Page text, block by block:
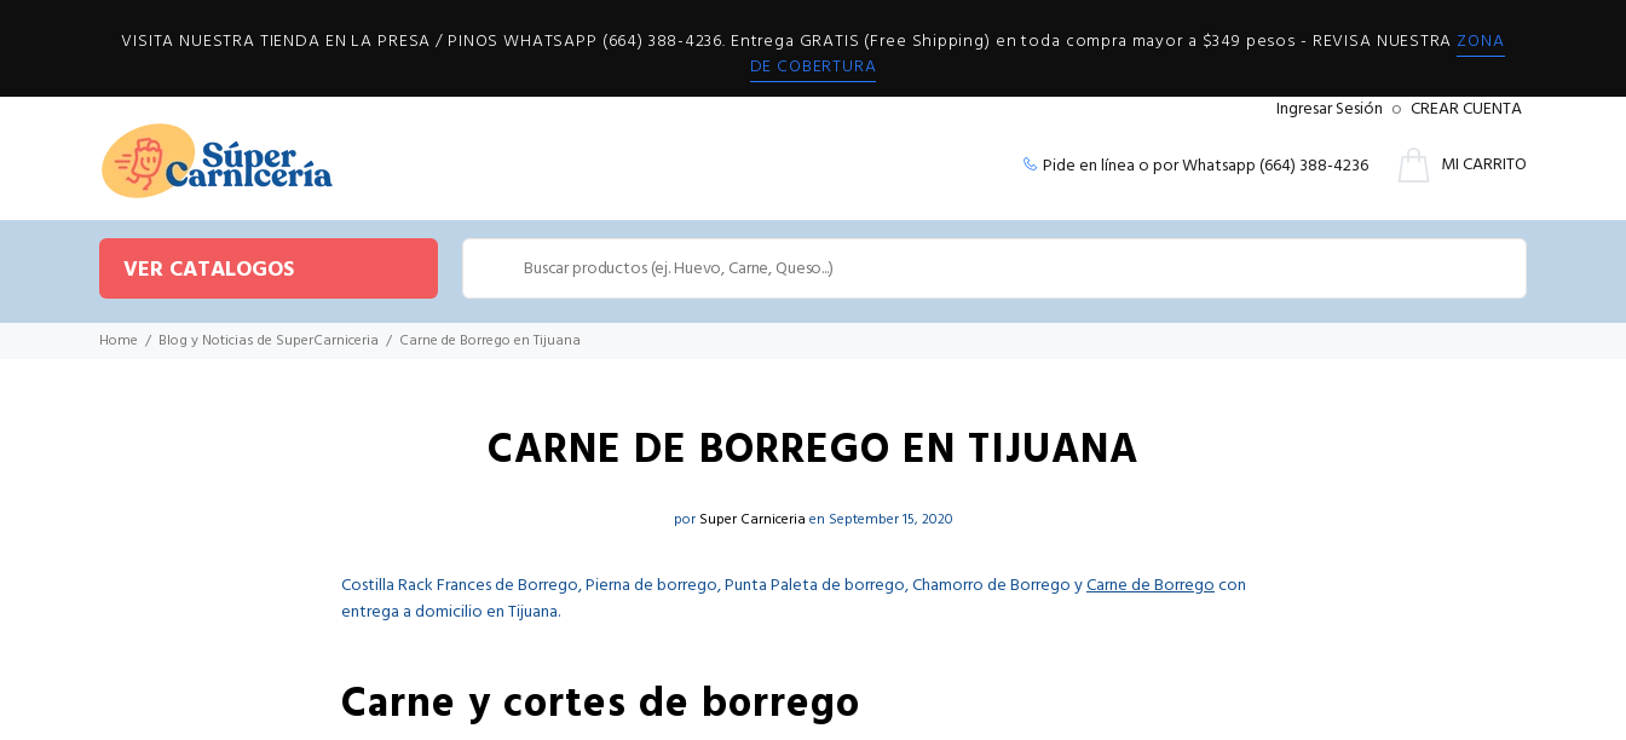
VISITA NUESTRA TIENDA EN LA PRESA / PINOS WHATSAPP (664) 388-4236. Entrega GRATIS (Free Shipping) en toda compra mayor a $349 pesos - REVISA NUESTRA ZONA
DE COBERTURA
Ingresar Sesión o CREAR CUENTA
Pide en línea o por Whatsapp (664) 388-4236 MI CARRITO
VER CATALOGOS
Home Blog y Noticias de SuperCarniceria Carne de Borrego en Tijuana
CARNE DE BORREGO EN TIJUANA
por Super Carniceria en September 15, 2020
Costilla Rack Frances de Borrego, Pierna de borrego, Punta Paleta de borrego, Chamorro de Borrego yCarne de Borregocon
entrega a domicilio en Tijuana.
Carne y cortes de borrego